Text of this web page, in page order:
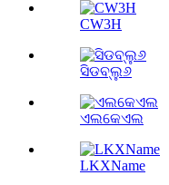
CW3H
ସିଡବ୍ଲୁ୬
ଏଲକେଏଲ
LKXName